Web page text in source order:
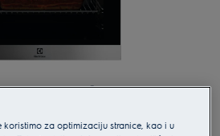
kako bi ste uveličali.
koristimo za optimizaciju stranice, kao i u